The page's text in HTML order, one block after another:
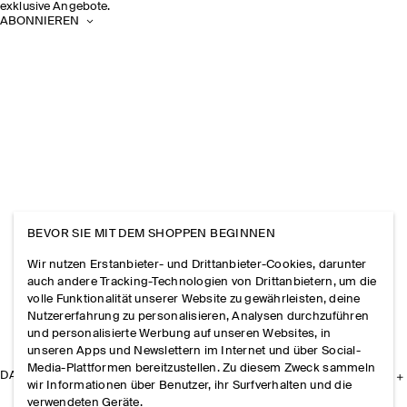
exklusive Angebote.
ABONNIEREN
DAS UNTERNEHMEN
BEVOR SIE MIT DEM SHOPPEN BEGINNEN
Wir nutzen Erstanbieter- und Drittanbieter-Cookies, darunter
auch andere Tracking-Technologien von Drittanbietern, um die
volle Funktionalität unserer Website zu gewährleisten, deine
Nutzererfahrung zu personalisieren, Analysen durchzuführen
und personalisierte Werbung auf unseren Websites, in
unseren Apps und Newslettern im Internet und über Social-
Media-Plattformen bereitzustellen. Zu diesem Zweck sammeln
wir Informationen über Benutzer, ihr Surfverhalten und die
verwendeten Geräte.